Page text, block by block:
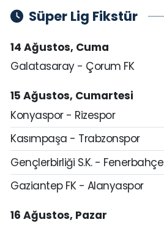
Süper Lig Fikstür
14 Ağustos, Cuma
Galatasaray - Çorum FK
15 Ağustos, Cumartesi
Konyaspor - Rizespor
Kasımpaşa - Trabzonspor
Gençlerbirliği S.K. - Fenerbahçe
Gaziantep FK - Alanyaspor
16 Ağustos, Pazar